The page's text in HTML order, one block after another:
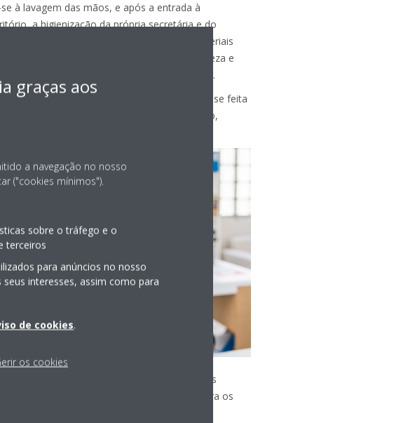
à lavagem das mãos, e após a entrada à
a higienização da própria secretária e do
de higiene sempre que se utilizar materiais
de água, e providenciar a limpeza e
e ajustar este trabalho com maior frequência.
de almoço, para que a utilização da copa fosse feita
também um espaço extra de almoço,
local que não a copa.
todos os materiais necessários para que os
álcool gel, luvas, materiais de desinfeção para os
graças aos
a navegação no nosso
("cookies mínimos").
sobre o tráfego e o
terceiros
para anúncios no nosso
interesses, assim como para
de cookies.
os cookies